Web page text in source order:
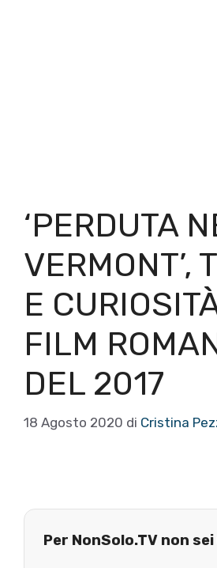
‘PERDUTA
VERMONT’,
E
FILM
DEL 2017
18 Agosto 2020 di Cristina
Per NonSolo.TV non